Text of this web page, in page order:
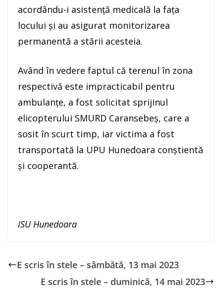
acordându-i asistență medicală la fața
locului și au asigurat monitorizarea
permanentă a stării acesteia.
Având în vedere faptul că terenul în zona
respectivă este impracticabil pentru
ambulanțe, a fost solicitat sprijinul
elicopterului SMURD Caransebeș, care a
sosit în scurt timp, iar victima a fost
transportată la UPU Hunedoara conștientă
și cooperantă.
ISU Hunedoara
E scris în stele – sâmbătă, 13 mai 2023
E scris în stele – duminică, 14 mai 2023